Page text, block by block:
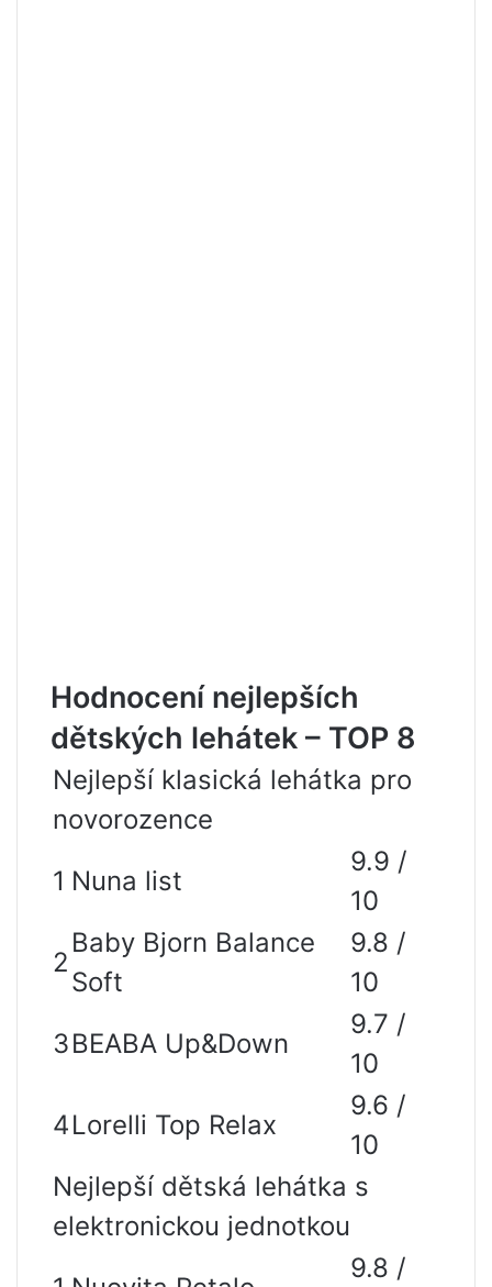
Hodnocení nejlepších
dětských lehátek – TOP 8
Nejlepší klasická lehátka pro
novorozence
1 Nuna list
9.9 /
10
2
Baby Bjorn Balance
Soft
9.8 /
10
3BEABA Up&Down
9.7 /
10
4Lorelli Top Relax
9.6 /
10
Nejlepší dětská lehátka s
elektronickou jednotkou
9.8 /